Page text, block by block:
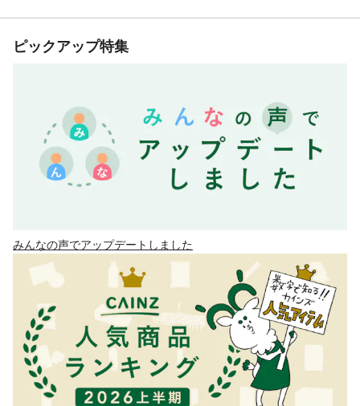
ピックアップ特集
みんなの声でアップデートしました